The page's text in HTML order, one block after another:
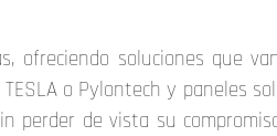
ofreciendo soluciones que
o Pylontech y paneles
perder de vista su